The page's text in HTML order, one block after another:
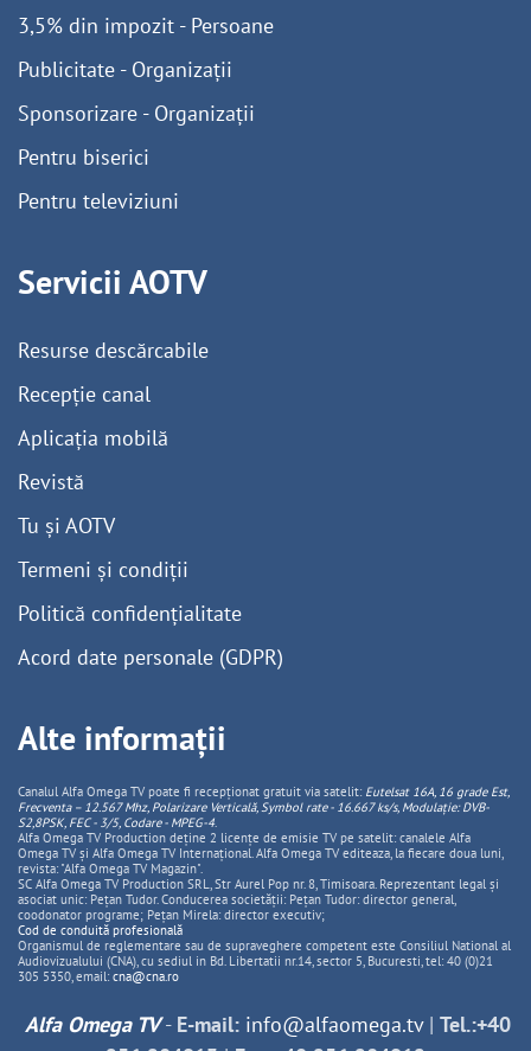
3,5% din impozit - Persoane
Publicitate - Organizații
Sponsorizare - Organizații
Pentru biserici
Pentru televiziuni
Servicii AOTV
Resurse descărcabile
Recepție canal
Aplicația mobilă
Revistă
Tu și AOTV
Termeni și condiții
Politică confidențialitate
Acord date personale (GDPR)
Alte informații
Canalul Alfa Omega TV poate fi recepționat gratuit via satelit: Eutelsat 16A, 16 grade Est,
Frecventa – 12.567 Mhz, PolarizareVerticală, Symbol rate - 16.667 ks/s, Modulație: DVB-
S2,8PSK, FEC - 3/5, Codare - MPEG-4.
Alfa Omega TV Production deține 2 licențe de emisie TV pe satelit: canalele Alfa
Omega TV și Alfa Omega TV Internațional. Alfa Omega TV editeaza, la fiecare doua luni,
revista: "Alfa Omega TV Magazin".
SC Alfa Omega TV Production SRL, Str Aurel Pop nr. 8, Timisoara. Reprezentant legal și
asociat unic: Pețan Tudor. Conducerea societății: Pețan Tudor: director general,
coodonator programe; Pețan Mirela: director executiv;
Cod de conduită profesională
Organismul de reglementare sau de supraveghere competent este Consiliul National al
Audiovizualului (CNA), cu sediul in Bd. Libertatii nr.14, sector 5, Bucuresti, tel: 40 (0)21
305 5350, email: cna@cna.ro
Alfa Omega TV- E-mail: info@alfaomega.tv| Tel.:+40